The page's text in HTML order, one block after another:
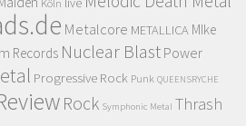
Köln
Metalcore METALLICA MIke
Records Nuclear Blast Power
Progressive Rock Punk QUEENSRYCHE
Rock Symphonic Metal Thrash